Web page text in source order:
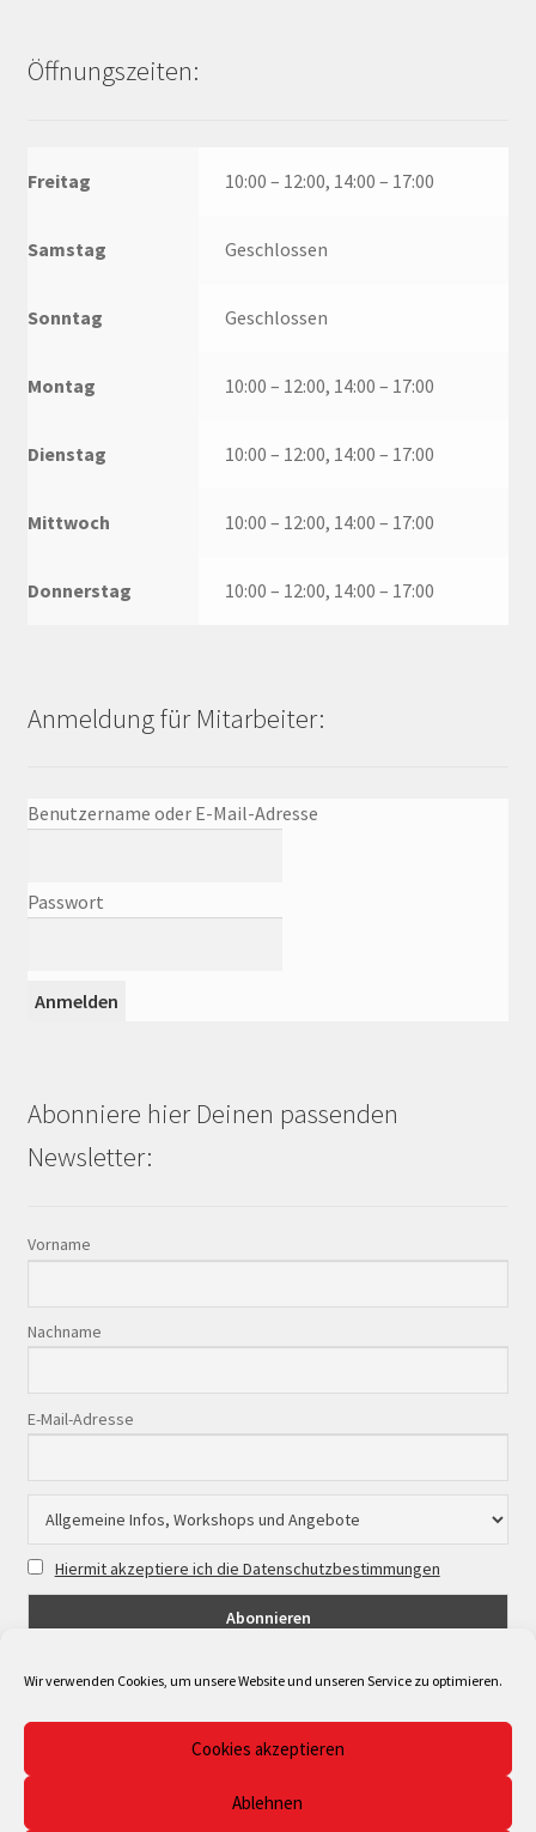
Wir verwenden Cookies, um unsere Website und unseren Service zu optimieren.
Cookies akzeptieren
Ablehnen
Öffnungszeiten:
Freitag 10:00 – 12:00, 14:00 – 17:00
Samstag Geschlossen
Sonntag Geschlossen
Montag 10:00 – 12:00, 14:00 – 17:00
Dienstag 10:00 – 12:00, 14:00 – 17:00
Mittwoch 10:00 – 12:00, 14:00 – 17:00
Donnerstag 10:00 – 12:00, 14:00 – 17:00
Anmeldung für Mitarbeiter:
Benutzername oder E-Mail-Adresse
Passwort
Abonniere hier Deinen passenden
Newsletter:
Vorname
Nachname
E-Mail-Adresse
Hiermit akzeptiere ich die Datenschutzbestimmungen
© Musicpoint Bonn/Rhein-Sieg 2026
Erstellt mit WooCommerce